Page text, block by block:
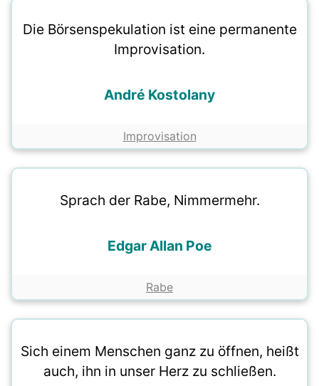
Die Börsenspekulation ist eine permanente
Improvisation.
André Kostolany
Improvisation
Sprach der Rabe, Nimmermehr.
Edgar Allan Poe
Rabe
Sich einem Menschen ganz zu öffnen, heißt
auch, ihn in unser Herz zu schließen.